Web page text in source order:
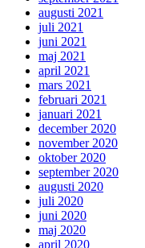
augusti 2021
juli 2021
juni 2021
maj 2021
april 2021
mars 2021
februari 2021
januari 2021
december 2020
november 2020
oktober 2020
september 2020
augusti 2020
juli 2020
juni 2020
maj 2020
april 2020